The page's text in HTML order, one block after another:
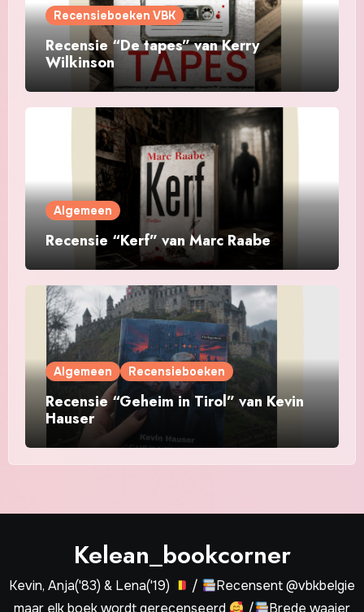
Recensieboeken VBK
Recensie “De tapes” van Kerry
Wilkinson
Algemeen
Recensie “Kerf” van Marc Raabe
Algemeen Recensieboeken
Recensie “Geheim in Tirol” van Kevin
Hauser
Kelean_bookcorner
Kevin, Anja('83) & Lena('19) /
Recensent @vbkbelgie
maar elk boek wordt gerecenseerd
/ Brede waaier